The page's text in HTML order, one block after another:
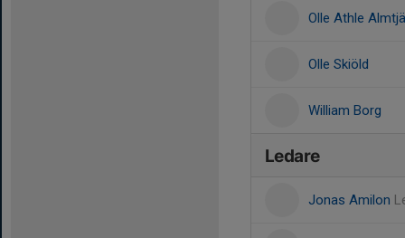
Olle Athle
Olle Skiöld
William Borg
Ledare
Jonas Amilon